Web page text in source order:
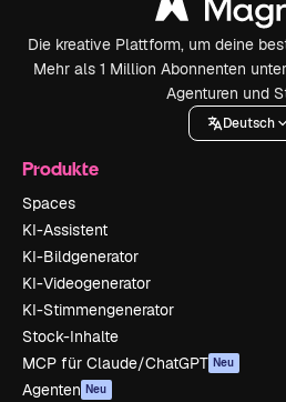
Die kreative Plattform, um deine
Mehr als 1 Million Abonnenten
Agenturen und
Deutsch
Produkte
Spaces
KI-Assistent
KI-Bildgenerator
KI-Videogenerator
KI-Stimmengenerator
Stock-Inhalte
MCP für Claude/ChatGPT Neu
Agenten Neu